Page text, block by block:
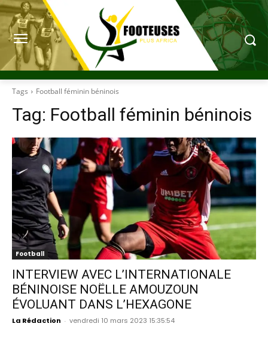
Tags Football féminin béninois
Tag: Football féminin béninois
Football
INTERVIEW AVEC L’INTERNATIONALE
BÉNINOISE NOËLLE AMOUZOUN
ÉVOLUANT DANS L’HEXAGONE
La Rédaction - vendredi 10 mars 2023 15:35:54